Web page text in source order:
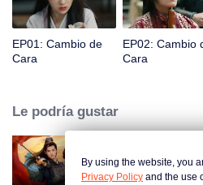
EP01: Cambio de
Cara
EP02: Cambio
Cara
Le podría gustar
Amor Robado
By using the website, you
Privacy Policy and the use